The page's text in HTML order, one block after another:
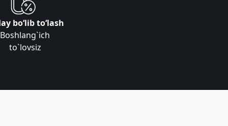
bo‘lib to‘lash
Boshlang`ich
to`lovsiz